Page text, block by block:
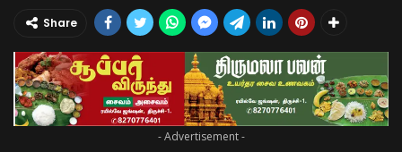
Share
- Advertisement -